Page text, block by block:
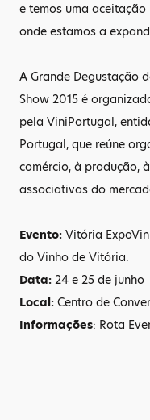
e temos uma
onde estamos a
A Grande Degustação
Show 2015 é
pela ViniPortugal,
Portugal, que reúne
comércio, à produção,
associativas do
Evento: Vitória
do Vinho de Vitória.
Data: 24 e 25 de junho
Local: Centro de
Informações: Rota